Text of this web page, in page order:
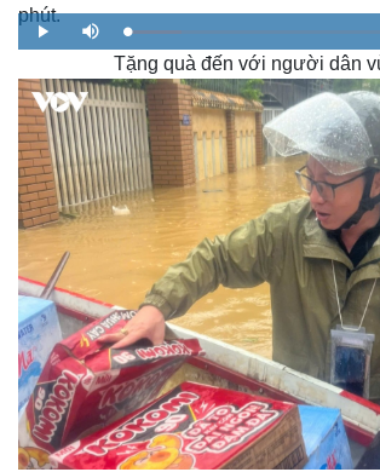
phút.
P
l
M
u
L
o
a
d
e
Tặng quà đến với người dân